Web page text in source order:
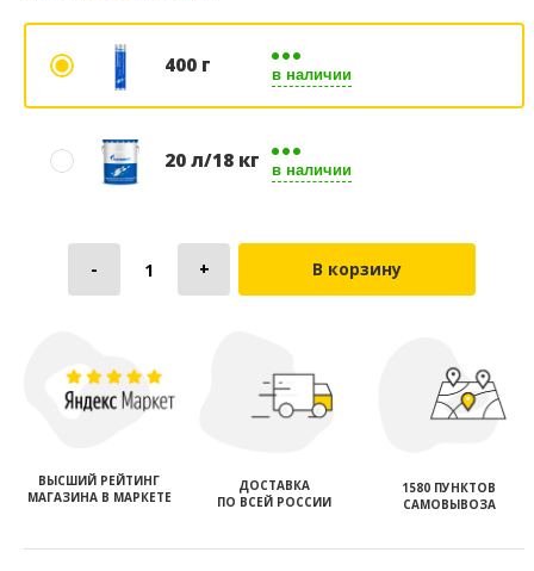
400 г в наличии
20 л/18 кг в наличии
В корзину
ВЫСШИЙ РЕЙТИНГ
МАГАЗИНА В МАРКЕТЕ
ДОСТАВКА
ПО ВСЕЙ РОССИИ
1580 ПУНКТОВ
САМОВЫВОЗА